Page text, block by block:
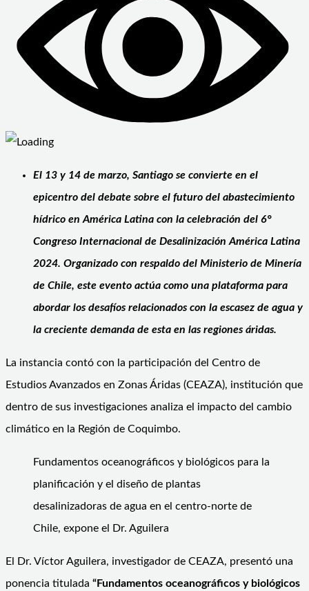
El 13 y 14 de marzo, Santiago se convierte en el
epicentro del debate sobre el futuro del abastecimiento
hídrico en América Latina con la celebración del 6°
Congreso Internacional de Desalinización América Latina
2024. Organizado con respaldo del Ministerio de Minería
de Chile, este evento actúa como una plataforma para
abordar los desafíos relacionados con la escasez de agua y
la creciente demanda de esta en las regiones áridas.
La instancia contó con la participación del Centro de
Estudios Avanzados en Zonas Áridas (CEAZA), institución que
dentro de sus investigaciones analiza el impacto del cambio
climático en la Región de Coquimbo.
Fundamentos oceanográficos y biológicos para la
planificación y el diseño de plantas
desalinizadoras de agua en el centro-norte de
Chile, expone el Dr. Aguilera
El Dr. Víctor Aguilera, investigador de CEAZA, presentó una
ponencia titulada “Fundamentos oceanográficos y biológicos